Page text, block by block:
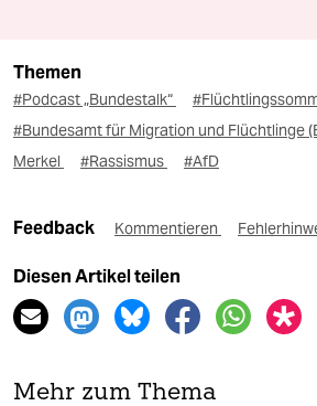
Themen
#Podcast „Bundestalk“
#Bundesamt für Migration und Flüchtlinge
Merkel
#Rassismus #AfD
Feedback Kommentieren
Diesen Artikel teilen
Mehr zum Thema